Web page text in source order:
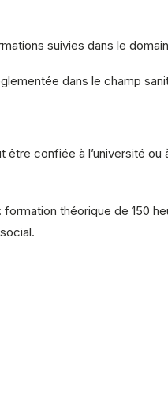
suivies dans le
dans le champ
confiée à l’université
théorique de 150